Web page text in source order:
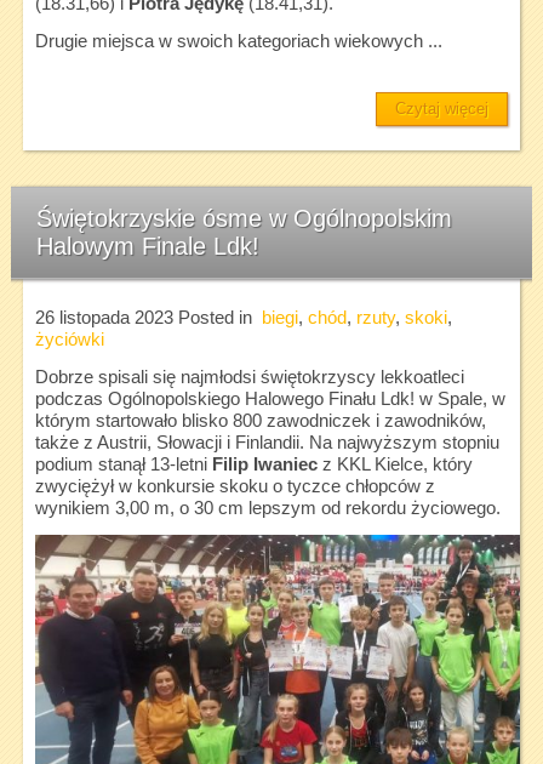
Drugie miejsca w swoich kategoriach wiekowych ...
Czytaj więcej
Świętokrzyskie ósme w Ogólnopolskim
Halowym Finale Ldk!
26 listopada 2023Posted in biegi, chód, rzuty, skoki,
życiówki
Dobrze spisali się najmłodsi świętokrzyscy lekkoatleci
podczas Ogólnopolskiego Halowego Finału Ldk! w Spale, w
którym startowało blisko 800 zawodniczek i zawodników,
także z Austrii, Słowacji i Finlandii. Na najwyższym stopniu
podium stanął 13-letni Filip Iwaniecz KKL Kielce, który
zwyciężył w konkursie skoku o tyczce chłopców z
wynikiem 3,00 m, o 30 cm lepszym od rekordu życiowego.